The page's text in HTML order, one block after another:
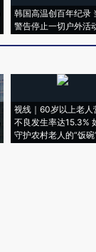
韩国高温创百年纪录
警告停止一切户外活
视线｜60岁以上老人
不良发生率达15.3%
守护农村老人的“饭碗